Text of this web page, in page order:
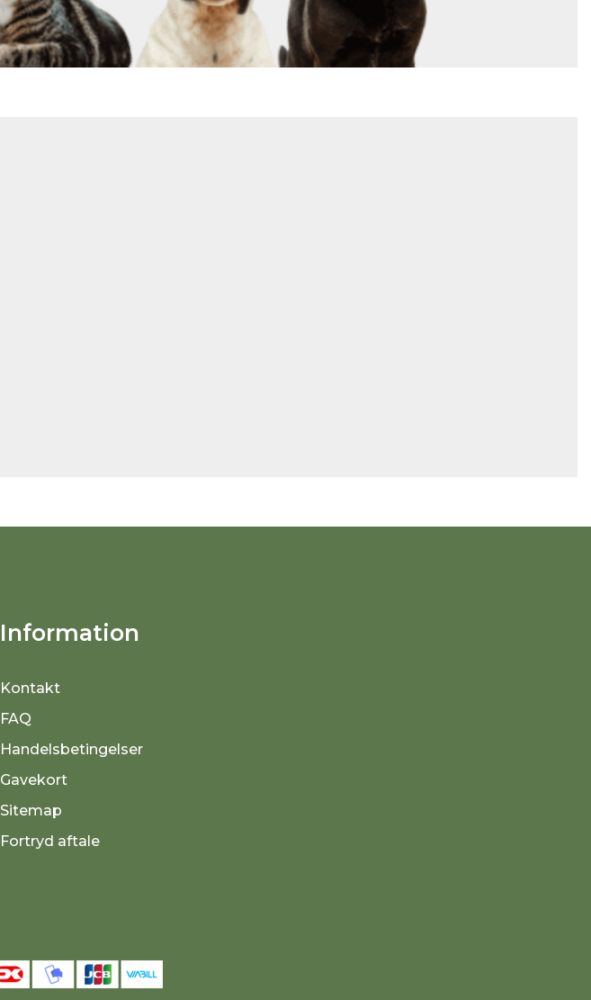
Information
Kontakt
FAQ
Handelsbetingelser
Gavekort
Sitemap
Fortryd aftale